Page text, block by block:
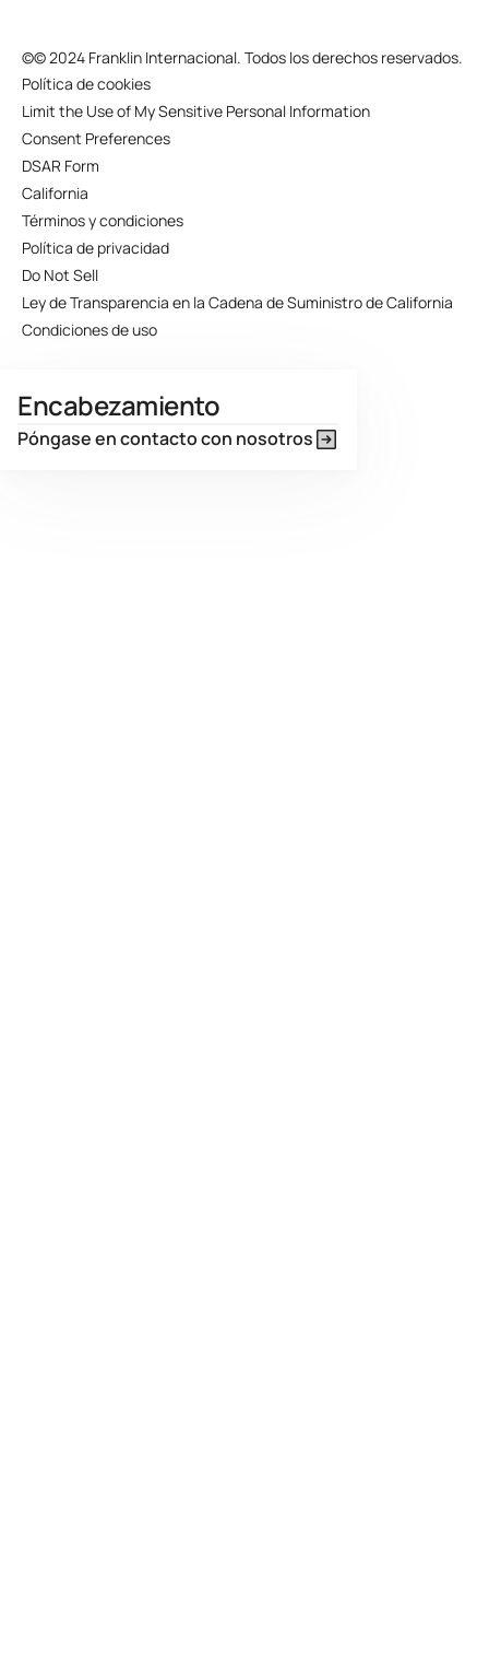
©© 2024 Franklin Internacional. Todos los derechos reservados.
Política de cookies
Limit the Use of My Sensitive Personal Information
Consent Preferences
DSAR Form
California
Términos y condiciones
Política de privacidad
Do Not Sell
Ley de Transparencia en la Cadena de Suministro de California
Condiciones de uso
Encabezamiento
Póngase en contacto con nosotros